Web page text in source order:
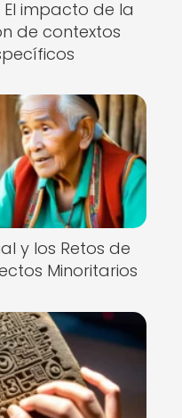
impacto de la
de contextos
y los Retos de
Minoritarios